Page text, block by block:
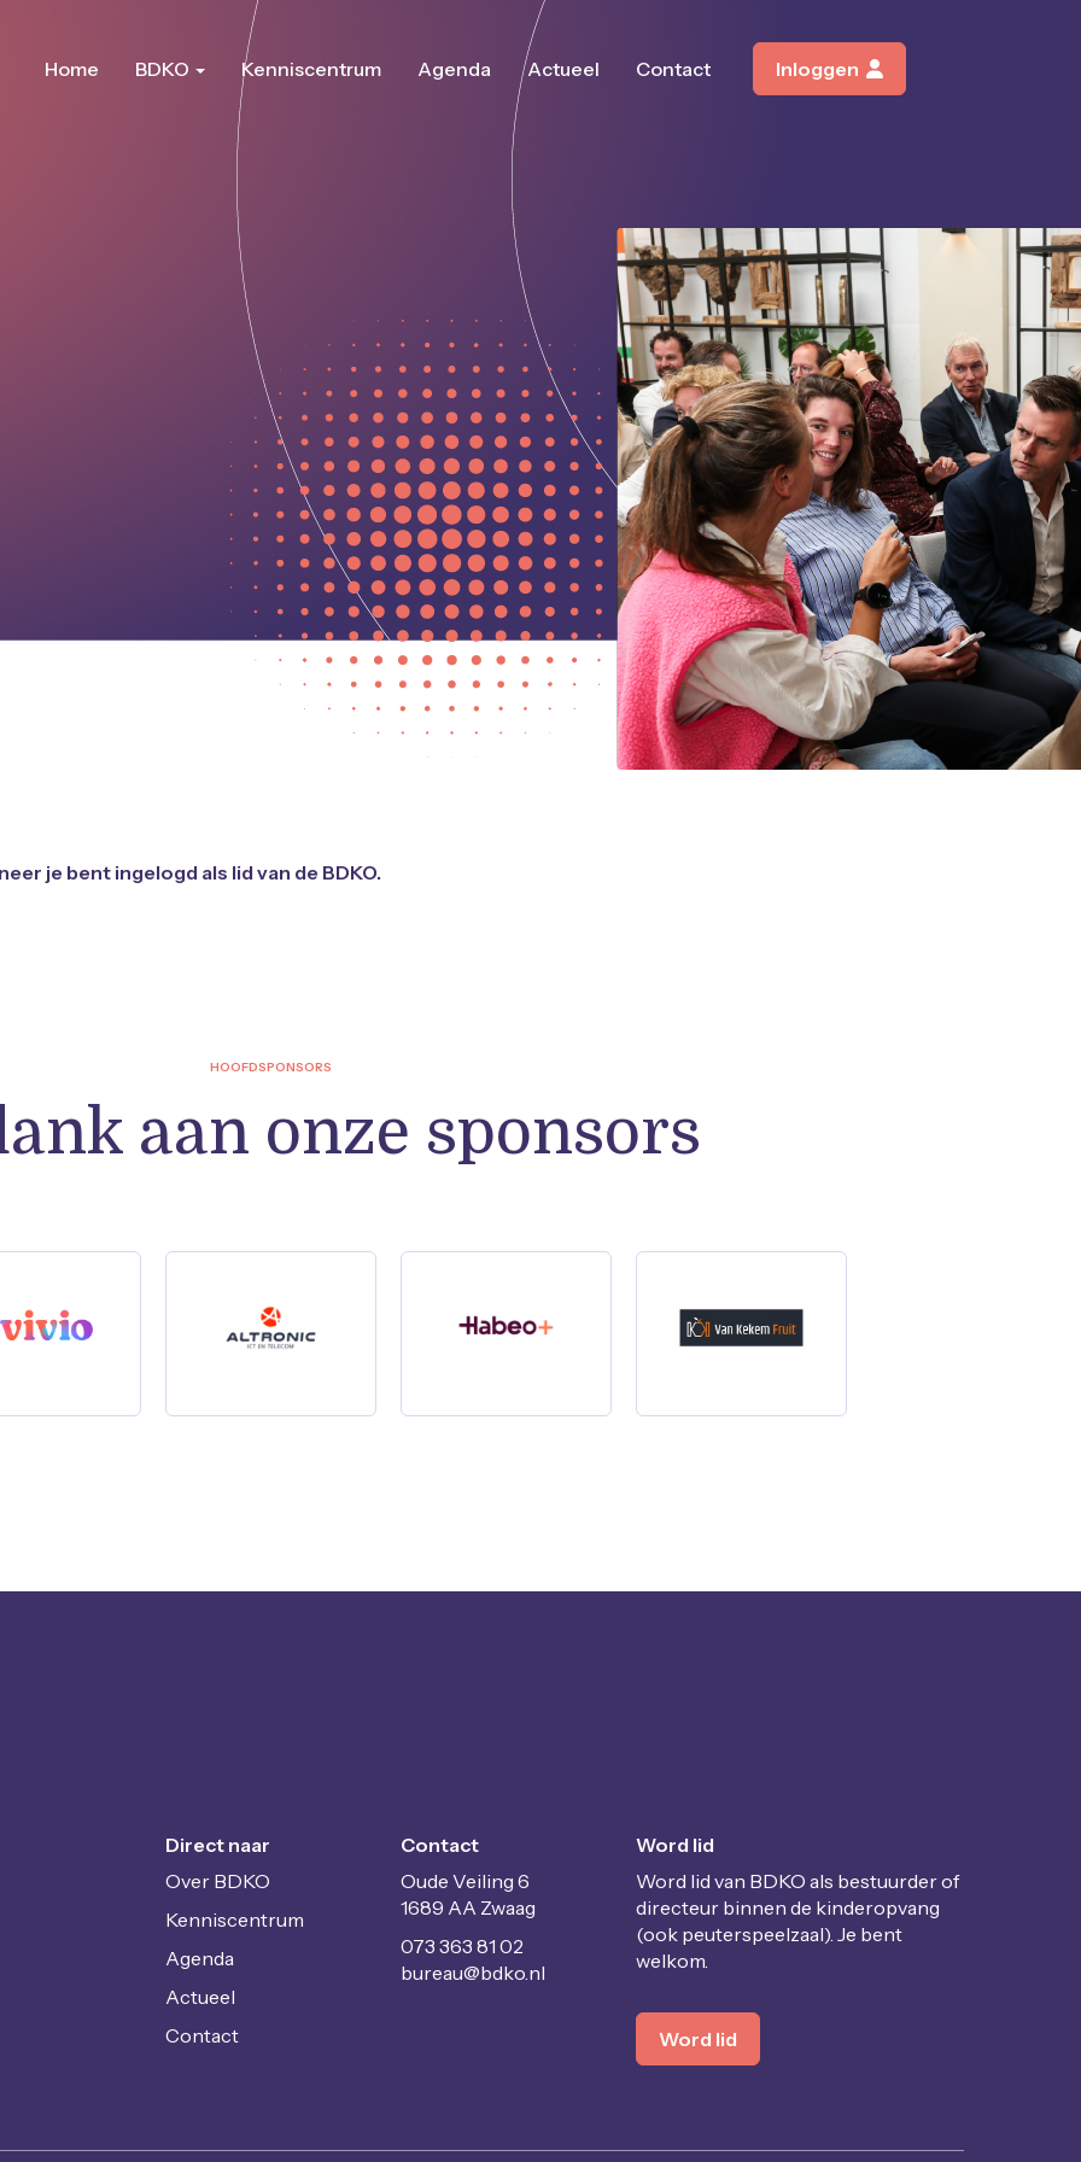
Home BDKO Kenniscentrum Agenda Actueel Contact Inloggen
je bent ingelogd als lid van de BDKO.
HOOFDSPONSORS
aan onze sponsors
Direct naar
Over BDKO
Kenniscentrum
Agenda
Actueel
Contact
Contact
Oude Veiling 6
1689 AA Zwaag
073 363 81 02
uaerub@bdko.nl
Word lid
Word lid van BDKO als bestuurder of
directeur binnen de kinderopvang
(ook peuterspeelzaal). Je bent
welkom.
Word lid